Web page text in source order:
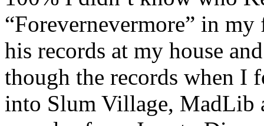
“Forevernevermore” in
his records at my house
though the records when I
into Slum Village, MadLib